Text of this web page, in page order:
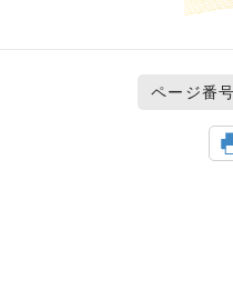
ページ番